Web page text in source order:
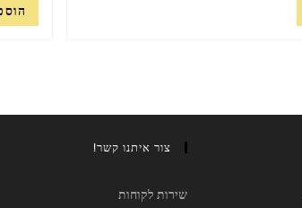
צור איתנו קשר!
שירות לקוחות